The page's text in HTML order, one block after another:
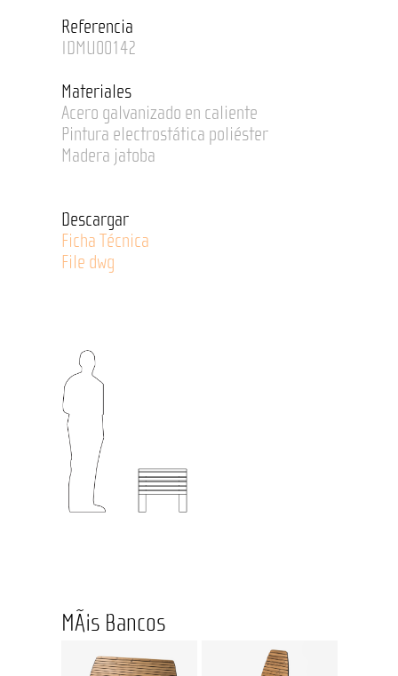
Referencia
IDMU00142
Materiales
Acero galvanizado en caliente
Pintura electrostática poliéster
Madera jatoba
Descargar
Ficha Técnica
File dwg
MÃ¡s Bancos